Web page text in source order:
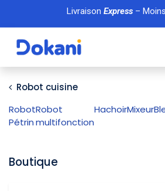
Se rendre au contenu
Livraison Express–
Robot cuisine
Robot
Pétrin
Robot
multifonction
HachoirMixeur
Boutique